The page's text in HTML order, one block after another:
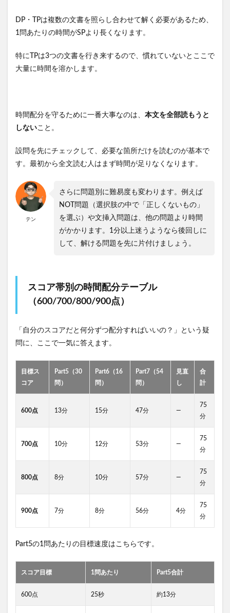
DP・TPは複数の文書を照らし合わせて解く必要があるため、
1問あたりの時間がSPより長くなります。
特にTPは3つの文書を行き来するので、慣れていないとここで
大量に時間を溶かします。
時間配分を守るために一番大事なのは、 本文を全部読もうと
しないこと。
設問を先にチェックして、必要な箇所だけを読むのが基本で
す。最初から全文読む人はまず時間が足りなくなります。
テン
さらに問題別に難易度も変わります。例えば
NOT問題（選択肢の中で「正しくないもの」
を選ぶ）や文挿入問題は、他の問題より時間
がかかります。1分以上迷うようなら後回しに
して、解ける問題を先に片付けましょう。
スコア帯別の時間配分テーブル
（600/700/800/900点）
「自分のスコアだと何分ずつ配分すればいいの？」という疑
問に、ここで一気に答えます。
目標ス
コア
Part5（30
問）
Part6（16
問）
Part7（54
問）
見直
し
合
計
600点 13分 15分 47分 —
75
分
700点 10分 12分 53分 —
75
分
800点 8分 10分 57分 —
75
分
900点 7分 8分 56分 4分
75
分
Part5の1問あたりの目標速度はこちらです。
スコア目標 1問あたり Part5合計
600点 25秒 約13分